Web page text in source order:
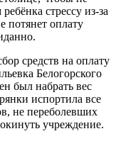
стрессу из-за
потянет оплату
средств на оплату
Белогорского
был набрать вес
испортила все
не переболевших
учреждение.